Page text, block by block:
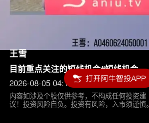
王雪
目前重点关注的短线机会#短线机会
2026-08-05 04:15
内容如涉及个股仅供参考，不构成任何投资建
议！投资风险自负。投资有风险，入市须谨慎。